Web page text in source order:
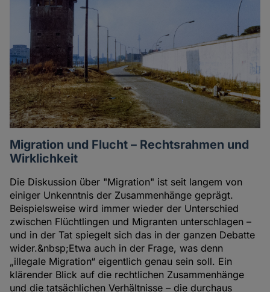
Migration und Flucht – Rechtsrahmen und
Wirklichkeit
Die Diskussion über "Migration" ist seit langem von
einiger Unkenntnis der Zusammenhänge geprägt.
Beispielsweise wird immer wieder der Unterschied
zwischen Flüchtlingen und Migranten unterschlagen –
und in der Tat spiegelt sich das in der ganzen Debatte
wider.&nbsp;Etwa auch in der Frage, was denn
„illegale Migration“ eigentlich genau sein soll. Ein
klärender Blick auf die rechtlichen Zusammenhänge
und die tatsächlichen Verhältnisse – die durchaus